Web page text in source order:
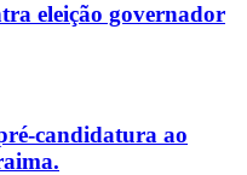
eleição governador
candidatura ao